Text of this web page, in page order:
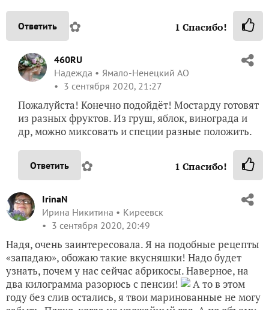
Ответить ✿ 1 Спасибо!
460RU
Надежда
Ямало-Ненецкий АО
3 сентября 2020, 21:27
Пожалуйста! Конечно подойдёт! Мостарду готовят
из разных фруктов. Из груш, яблок, винограда и
др, можно миксовать и специи разные положить.
Ответить ✿ 1 Спасибо!
IrinaN
Ирина Никитина
Киреевск
3 сентября 2020, 20:49
Надя, очень заинтересовала. Я на подобные рецепты
«западаю», обожаю такие вкусняшки! Надо будет
узнать, почем у нас сейчас абрикосы. Наверное, на
два килограмма разорюсь с пенсии!
А то в этом
году без слив остались, я твои маринованные не могу